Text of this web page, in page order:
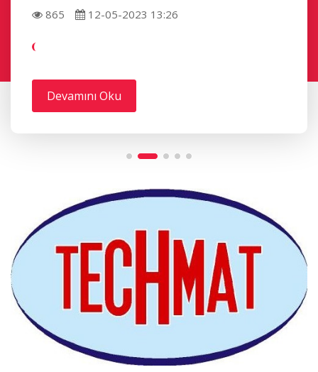
865 12-05-2023 13:26
Devamını Oku